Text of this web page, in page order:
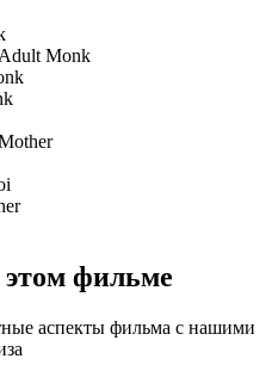
Monk
фильме
аспекты фильма с нашими